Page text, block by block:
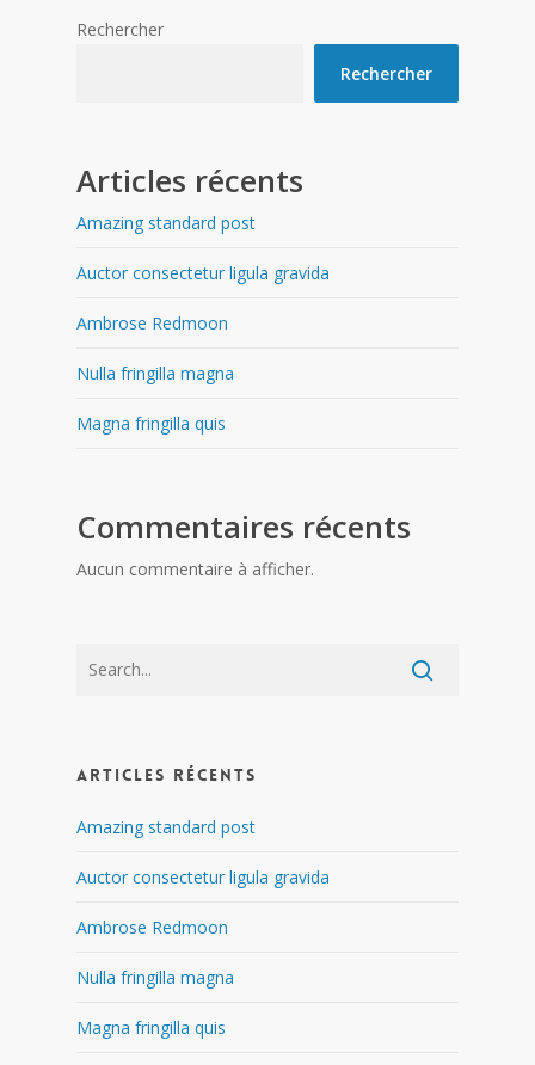
Rechercher
Rechercher
Articles récents
Amazing standard post
Auctor consectetur ligula gravida
Ambrose Redmoon
Nulla fringilla magna
Magna fringilla quis
Commentaires récents
Aucun commentaire à afficher.
Articles récents
Amazing standard post
Auctor consectetur ligula gravida
Ambrose Redmoon
Nulla fringilla magna
Magna fringilla quis